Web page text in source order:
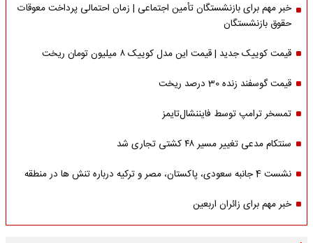
خبر مهم برای بازنشستگان تأمین اجتماعی | زمان احتمالی پرداخت معوقات
حقوق بازنشستگان
قیمت کوییک جدید | قیمت این مدل کوییک ۸ میلیون تومان ریخت
قیمت گوسفند زنده 30 درصد ریخت
تمسخر ترامپ توسط فایننشال‌تایمز
سنتکام مدعی تغییر مسیر ۴۸ کشتی تجاری شد
نشست 4 جانبه سعودی، پاکستان، مصر و ترکیه درباره تنش ها در منطقه
خبر مهم برای زائران اربعین